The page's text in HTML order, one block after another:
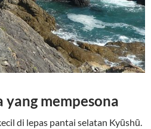
yang mempesona
di lepas pantai selatan Kyūshū.